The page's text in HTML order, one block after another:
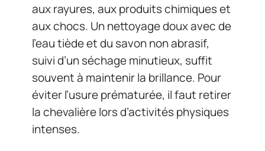
aux rayures, aux produits chimiques et
aux chocs. Un nettoyage doux avec de
l’eau tiède et du savon non abrasif,
suivi d’un séchage minutieux, suffit
souvent à maintenir la brillance. Pour
éviter l’usure prématurée, il faut retirer
la chevalière lors d’activités physiques
intenses.